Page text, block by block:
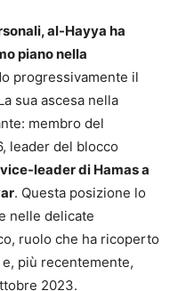
al-Hayya ha
piano nella
progressivamente il
sua ascesa nella
membro del
leader del blocco
vice-leader di Hamas a
. Questa posizione lo
nelle delicate
ruolo che ha ricoperto
più recentemente,
2023.